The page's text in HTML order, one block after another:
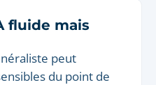
fluide mais
peut
du point de